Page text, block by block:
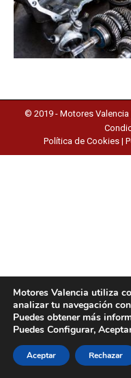
© 2019 - Motores Valencia
Política de Cookies |
Motores Valencia utiliza
analizar tu navegación
Puedes obtener más
Puedes Configurar,
Aceptar Rechazar